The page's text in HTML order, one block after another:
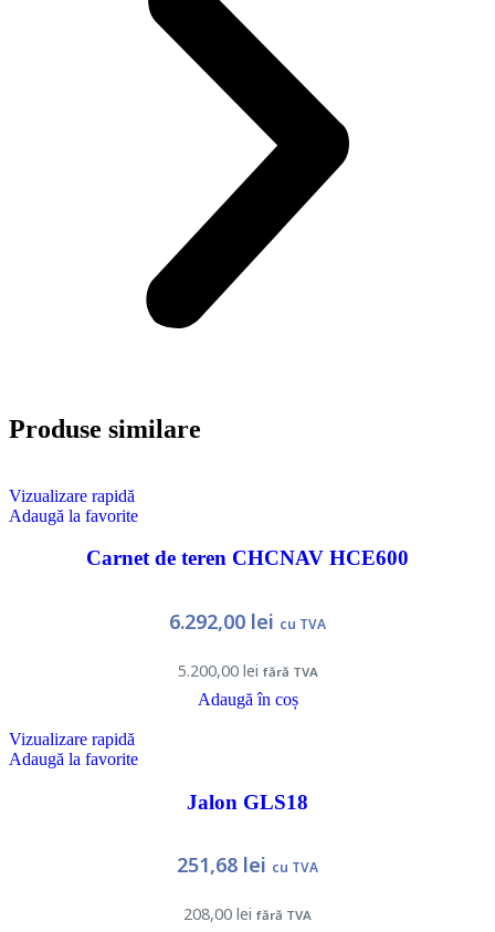
Produse similare
Vizualizare rapidă
Adaugă la favorite
Carnet de teren CHCNAV HCE600
5.200,00 lei fără TVA
6.292,00 lei cu TVA
Adaugă în coș
Vizualizare rapidă
Adaugă la favorite
Jalon GLS18
208,00 lei fără TVA
251,68 lei cu TVA